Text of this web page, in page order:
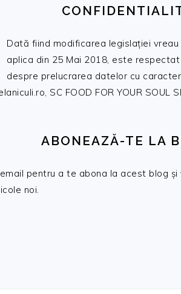
Dată fiind modificarea legislației
aplica din 25 Mai 2018, este
despre prelucrarea datelor cu
SC FOOD FOR YOUR SOUL
ABONEAZĂ-TE LA
pentru a te abona la acest blog
noi.